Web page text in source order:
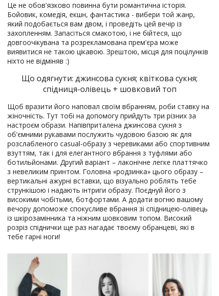
Це не обов'язково повинна бути романтична історія.
Бойовик, комедія, екшн, фантастика - вибери той жанр,
який подобається вам двом, і проведіть цей вечір із
захопленням. Запасіться смакотою, і не бійтеся, що
довгоочікувана та розрекламована прем'єра може
виявитися не такою цікавою. Зрештою, місця для поцілунків
ніхто не відміняв :)
Що одягнути: джинсова сукня; квіткова сукня;
спідниця-олівець + шовковий топ
Щоб вразити його наповал своїм вбранням, роби ставку на
жіночність. Тут тобі на допомогу прийдуть три різних за
настроєм образи. Напівприталена джинсова сукня з
об'ємними рукавами послужить чудовою базою як для
розслабленого casual-образу з черевиками або спортивним
взуттям, так і для елегантного вбрання з туфлями або
ботильйонами. Другий варіант – лаконічне легке платтячко
з невеликим принтом. Головна «родзинка» цього образу –
вертикальні ажурні вставки, що візуально роблять тебе
стрункішою і надають інтриги образу. Поєднуй його з
високими чобітьми, ботфортами. А додати вогню вашому
вечору допоможе спокусливе вбрання зі спідницею-олівець
із шкірозамінника та ніжним шовковим топом. Високий
розріз спіднички ще раз нагадає твоєму обранцеві, які в
тебе гарні ноги!